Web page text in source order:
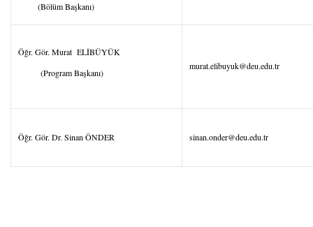
(Bölüm Başkanı)
Öğr. Gör. Murat ELİBÜYÜK
(Program Başkanı)
murat.elibuyuk@deu.edu.tr
Öğr. Gör. Dr. Sinan ÖNDER sinan.onder@deu.edu.tr